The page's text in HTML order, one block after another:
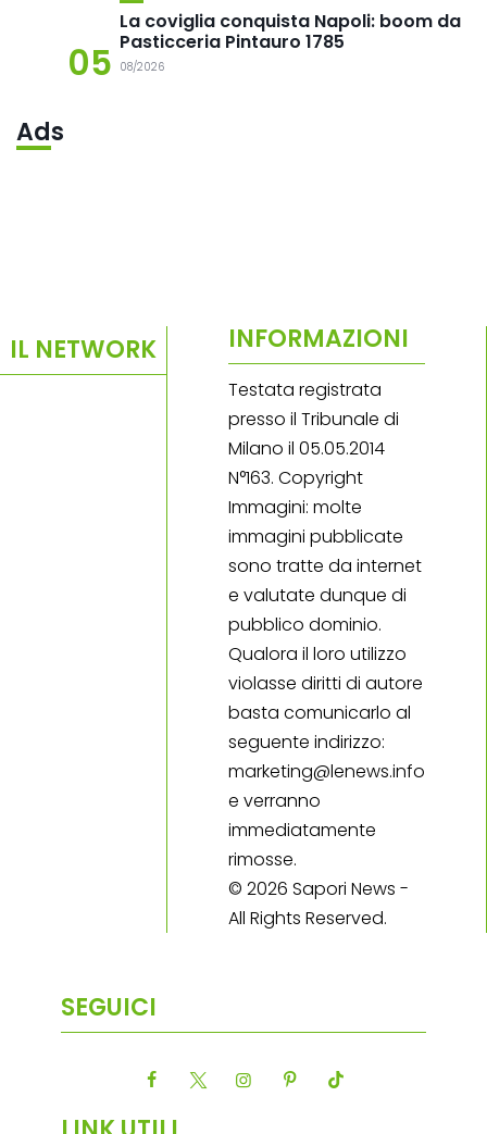
05
La coviglia conquista Napoli: boom da
Pasticceria Pintauro 1785
08/2026
Ads
IL NETWORK INFORMAZIONI
Testata registrata
presso il Tribunale di
Milano il 05.05.2014
N°163. Copyright
Immagini: molte
immagini pubblicate
sono tratte da internet
e valutate dunque di
pubblico dominio.
Qualora il loro utilizzo
violasse diritti di autore
basta comunicarlo al
seguente indirizzo:
marketing@lenews.info
e verranno
immediatamente
rimosse.
© 2026 Sapori News -
All Rights Reserved.
SEGUICI